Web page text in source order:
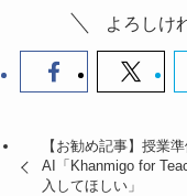
よろしけ
【お勧め記事】授業
AI「Khanmigo for
入してほしい」